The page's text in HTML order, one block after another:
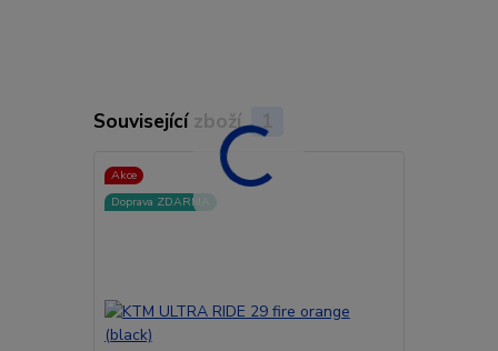
Související zboží 1
Akce
Doprava ZDARMA